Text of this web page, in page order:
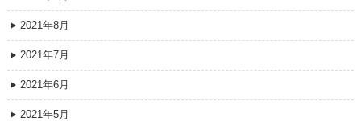
2021年8月
2021年7月
2021年6月
2021年5月